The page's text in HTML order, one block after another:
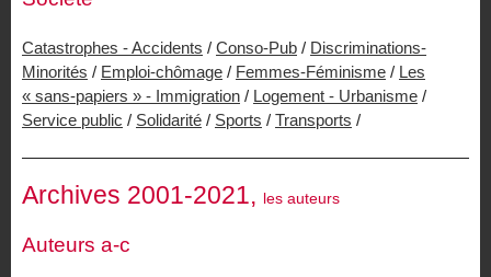
Catastrophes - Accidents / Conso-Pub / Discriminations-
Minorités / Emploi-chômage / Femmes-Féminisme / Les
« sans-papiers » - Immigration / Logement - Urbanisme /
Service public / Solidarité / Sports / Transports /
Archives 2001-2021, les auteurs
Auteurs a-c